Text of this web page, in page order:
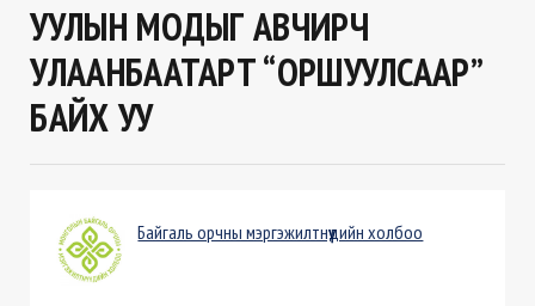
УУЛЫН МОДЫГ АВЧИРЧ
УЛААНБААТАРТ “ОРШУУЛСААР”
БАЙХ УУ
Байгаль орчны мэргэжилтнүүдийн холбоо